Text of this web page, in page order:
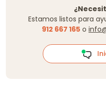
Estamos listos para
912 667 165 o